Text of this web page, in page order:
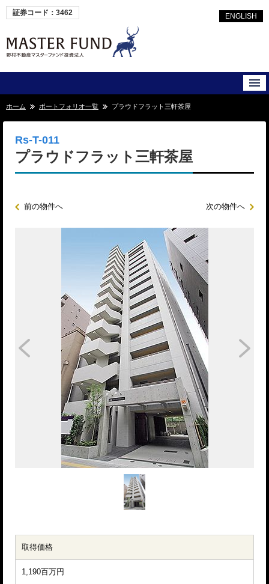
証券コード：3462 ENGLISH
ホーム ポートフォリオ一覧 プラウドフラット三軒茶屋
Rs-T-011
プラウドフラット三軒茶屋
前の物件へ 次の物件へ
取得価格
1,190百万円